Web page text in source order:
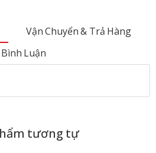
Vận Chuyển & Trả Hàng
Bình Luận
tương tự